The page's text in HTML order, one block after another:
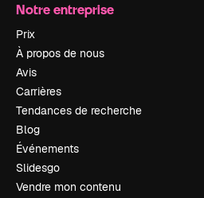
Notre entreprise
Prix
À propos de nous
Avis
Carrières
Tendances de recherche
Blog
Événements
Slidesgo
Vendre mon contenu